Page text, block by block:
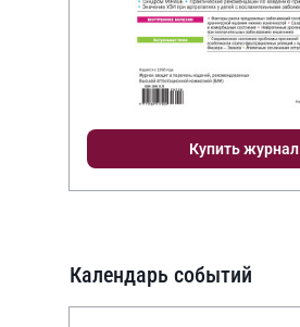
Купить журнал
Календарь событий